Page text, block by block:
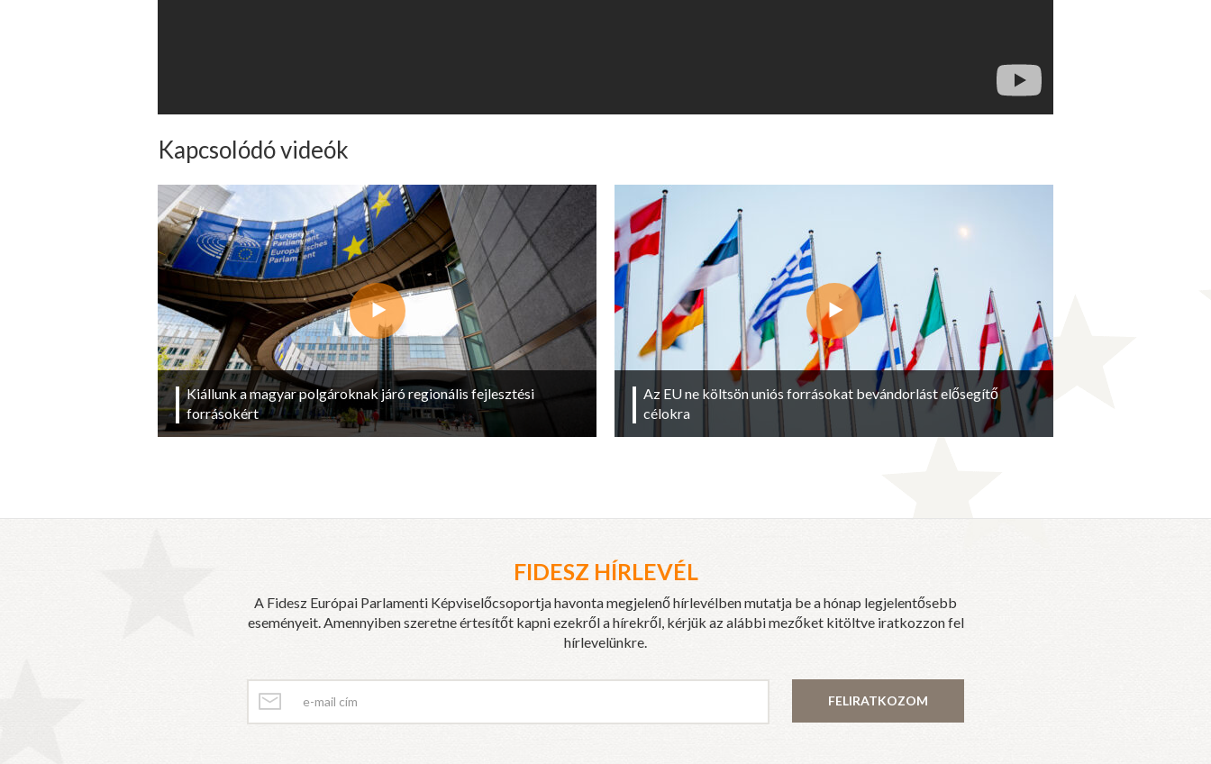
Kapcsolódó videók
Kiállunk a magyar polgároknak járó regionális fejlesztési
forrásokért
Az EU ne költsön uniós forrásokat bevándorlást elősegítő
célokra
FIDESZ HÍRLEVÉL
A Fidesz Európai Parlamenti Képviselőcsoportja havonta megjelenő hírlevélben mutatja be a hónap legjelentősebb
eseményeit. Amennyiben szeretne értesítőt kapni ezekről a hírekről, kérjük az alábbi mezőket kitöltve iratkozzon fel
hírlevelünkre.
FELIRATKOZOM